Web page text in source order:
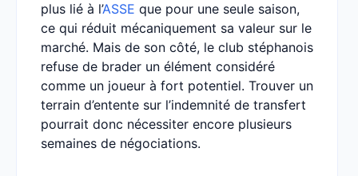
plus lié à l’ASSE que pour une seule saison,
ce qui réduit mécaniquement sa valeur sur le
marché. Mais de son côté, le club stéphanois
refuse de brader un élément considéré
comme un joueur à fort potentiel. Trouver un
terrain d’entente sur l’indemnité de transfert
pourrait donc nécessiter encore plusieurs
semaines de négociations.